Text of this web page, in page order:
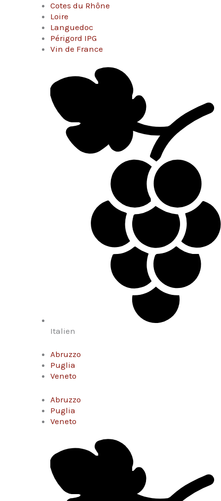
Cotes du Rhône
Loire
Languedoc
Périgord IPG
Vin de France
Italien
Abruzzo
Puglia
Veneto
Abruzzo
Puglia
Veneto